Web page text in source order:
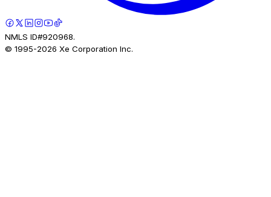
NMLS ID#920968.
© 1995-2026 Xe Corporation Inc.